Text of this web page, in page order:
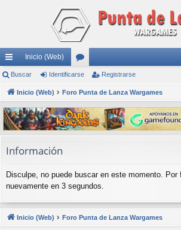
nl
ac
es
rá
pi
s
Inicio (Web)
or
os
Buscar Identificarse Registrarse
Inicio (Web) Foro Punta de Lanza Wargames
Información
Disculpe, no puede buscar en este momento. Por
nuevamente en 3 segundos.
Inicio (Web) Foro Punta de Lanza Wargames